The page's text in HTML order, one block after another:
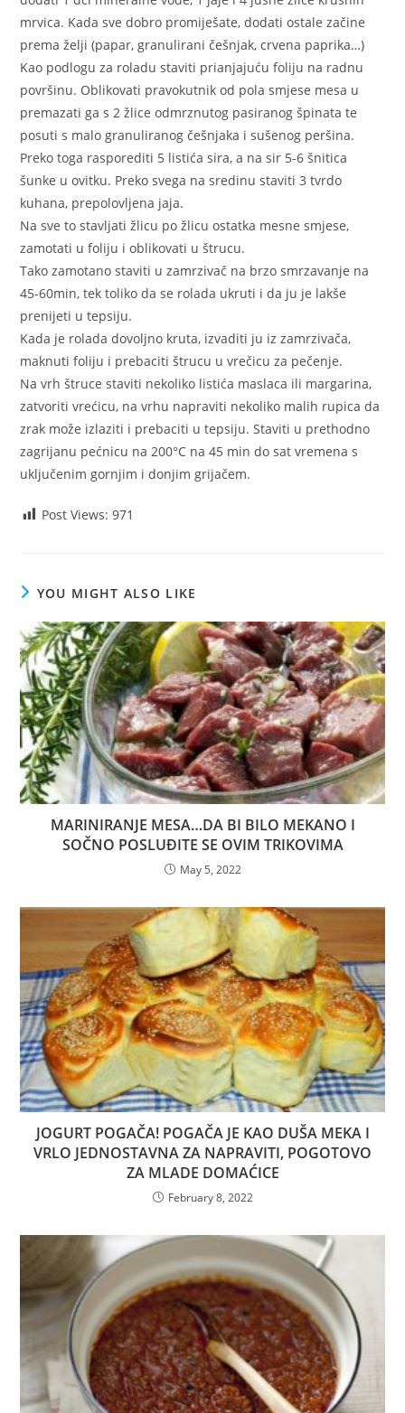
mrvica. Kada sve dobro promiješate, dodati ostale začine
prema želji (papar, granulirani češnjak, crvena paprika…)
Kao podlogu za roladu staviti prianjajuću foliju na radnu
površinu. Oblikovati pravokutnik od pola smjese mesa u
premazati ga s 2 žlice odmrznutog pasiranog špinata te
posuti s malo granuliranog češnjaka i sušenog peršina.
Preko toga rasporediti 5 listića sira, a na sir 5-6 šnitica
šunke u ovitku. Preko svega na sredinu staviti 3 tvrdo
kuhana, prepolovljena jaja.
Na sve to stavljati žlicu po žlicu ostatka mesne smjese,
zamotati u foliju i oblikovati u štrucu.
Tako zamotano staviti u zamrzivač na brzo smrzavanje na
45-60min, tek toliko da se rolada ukruti i da ju je lakše
prenijeti u tepsiju.
Kada je rolada dovoljno kruta, izvaditi ju iz zamrzivača,
maknuti foliju i prebaciti štrucu u vrečicu za pečenje.
Na vrh štruce staviti nekoliko listića maslaca ili margarina,
zatvoriti vrećicu, na vrhu napraviti nekoliko malih rupica da
zrak može izlaziti i prebaciti u tepsiju. Staviti u prethodno
zagrijanu pećnicu na 200°C na 45 min do sat vremena s
uključenim gornjim i donjim grijačem.
Post Views: 971
YOU MIGHT ALSO LIKE
MARINIRANJE MESA…DA BI BILO MEKANO I
SOČNO POSLUĐITE SE OVIM TRIKOVIMA
May 5, 2022
JOGURT POGAČA! POGAČA JE KAO DUŠA MEKA I
VRLO JEDNOSTAVNA ZA NAPRAVITI, POGOTOVO
ZA MLADE DOMAĆICE
February 8, 2022